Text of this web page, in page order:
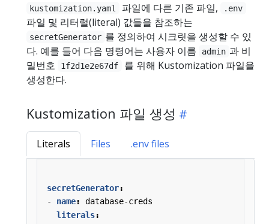
kustomization.yaml 파일에 다른 기존 파일, .env
파일 및 리터럴(literal) 값들을 참조하는
secretGenerator 를 정의하여 시크릿을 생성할 수 있
다. 예를 들어 다음 명령어는 사용자 이름
admin 과 비
밀번호
1f2d1e2e67df
를 위해 Kustomization 파일을
생성한다.
Kustomization 파일 생성
Literals Files .env files
secretGenerator:
- name:
database-creds
literals: